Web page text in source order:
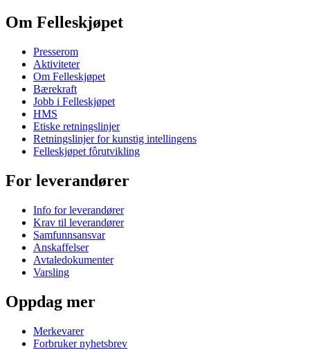
Om Felleskjøpet
Presserom
Aktiviteter
Om Felleskjøpet
Bærekraft
Jobb i Felleskjøpet
HMS
Etiske retningslinjer
Retningslinjer for kunstig intellingens
Felleskjøpet fôrutvikling
For leverandører
Info for leverandører
Krav til leverandører
Samfunnsansvar
Anskaffelser
Avtaledokumenter
Varsling
Oppdag mer
Merkevarer
Forbruker nyhetsbrev